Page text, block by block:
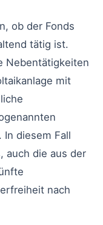
ob der Fonds
tätig ist.
Nebentätigkeiten
mit
. In diesem Fall
auch die aus der
nach